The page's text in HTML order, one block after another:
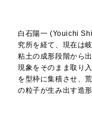
白石陽一 (Youichi
究所を経て、現在は
粘土の成形段階から
現象をそのまま取り
を型枠に集積させ、
の粒子が生み出す造